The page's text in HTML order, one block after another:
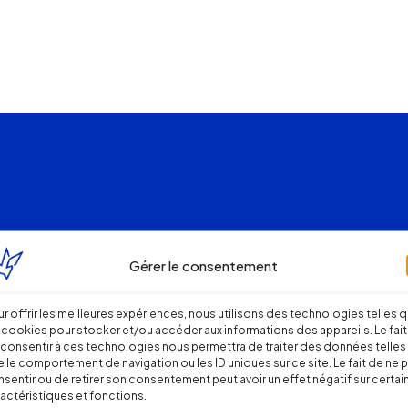
Gérer le consentement
offrir les meilleures expériences, nous utilisons des technologies telles
cookies pour stocker et/ou accéder aux informations des appareils. Le fait
à ces technologies nous permettra de traiter des données telles
le comportement de navigation ou les ID uniques sur ce site. Le fait de ne
ou de retirer son consentement peut avoir un effet négatif sur
et fonctions.